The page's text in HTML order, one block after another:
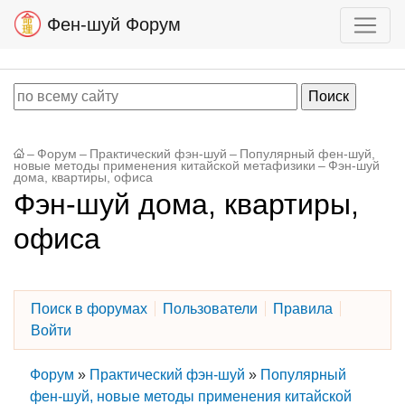
Фен-шуй Форум
– Форум – Практический фэн-шуй – Популярный фен-шуй,
новые методы применения китайской метафизики – Фэн-шуй
дома, квартиры, офиса
Фэн-шуй дома, квартиры,
офиса
Поиск в форумах Пользователи
Правила
Войти
Форум » Практический фэн-шуй » Популярный
фен-шуй, новые методы применения китайской